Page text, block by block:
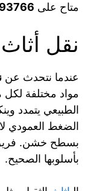
متاح على
نقل
عندما نتحدث عن
مواد مختلفة
الطبيعي يتمدد
الضغط العمودي
بسطح خشن. فريق
بأسلوبها الصحيح.